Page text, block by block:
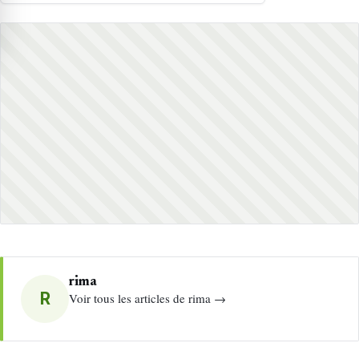
R
rima
Voir tous les articles de rima →